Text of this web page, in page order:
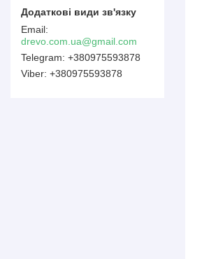
drevo.com.ua@gmail.com
+380975593878
+380975593878